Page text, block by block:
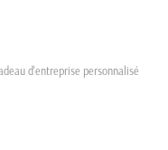
d'entreprise personnalisé